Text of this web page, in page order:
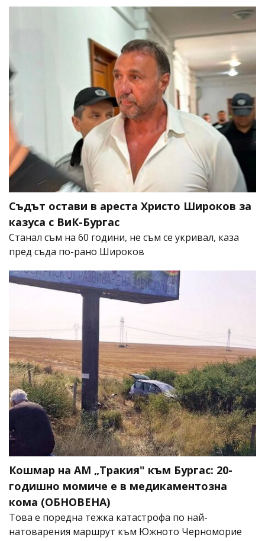
Съдът остави в ареста Христо Широков за
казуса с ВиК-Бургас
Станал съм на 60 години, не съм се укривал, каза
пред съда по-рано Широков
Кошмар на АМ „Тракия" към Бургас: 20-
годишно момиче е в медикаментозна
кома (ОБНОВЕНА)
Това е поредна тежка катастрофа по най-
натоварения маршрут към Южното Черноморие